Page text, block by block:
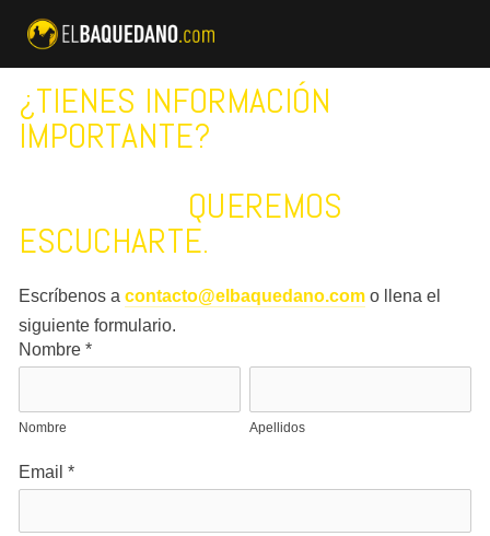
¿TIENES INFORMACIÓN
IMPORTANTE?
ESCUCHARTE.
Escríbenos a contacto@elbaquedano.com o llena el
siguiente formulario.
Nombre*
Nombre Apellidos
Email *